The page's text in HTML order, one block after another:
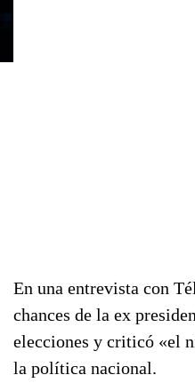
En una entrevista con
chances de la ex
elecciones y criticó «el
la política nacional.